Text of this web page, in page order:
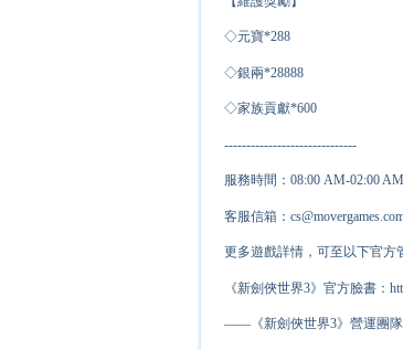
◇元寶*288
◇銀兩*28888
◇家族貢獻*600
------------------------------
服務時間：08:00 AM-02:00 AM
客服信箱：
更多遊戲詳情，可至以下官方
《新劍俠世界3》官方臉書：
——《新劍俠世界3》營運團